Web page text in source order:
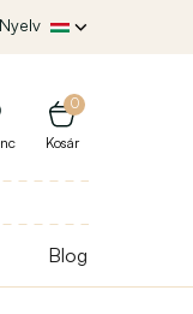
Nyelv
0
Kosár
Blog